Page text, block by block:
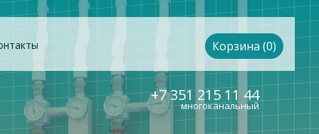
Корзина (0)
+7 351 215 11 44
многоканальный